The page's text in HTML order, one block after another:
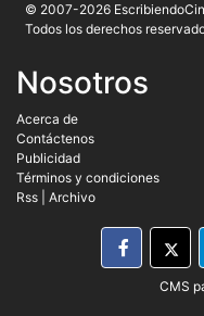
© 2007-2026
Todos los derechos
Nosotros
Acerca de
Contáctenos
Publicidad
Términos y condiciones
Rss
Archivo
CMS